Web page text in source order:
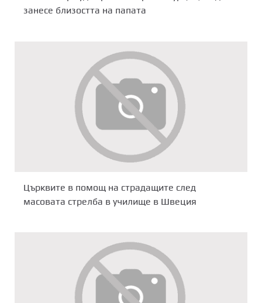
занесе близостта на папата
Църквите в помощ на страдащите след
масовата стрелба в училище в Швеция